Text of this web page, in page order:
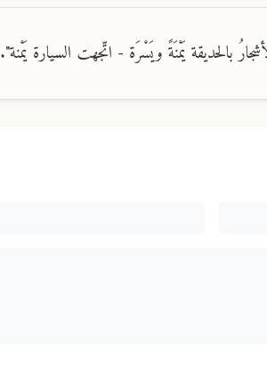
بالحديقة يَمْنَةً ويَسْرَة - اتّجهت السيارة يَمْنة".